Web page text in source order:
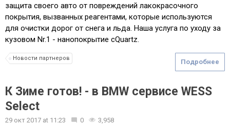
защита своего авто от повреждений лакокрасочного
покрытия, вызванных реагентами, которые используются
для очистки дорог от снега и льда. Наша услуга по уходу за
кузовом Nr.1 - нанопокрытие cQuartz.
Подробнее
Новости партнеров
К Зиме готов! - в BMW сервисе WESS
Select
29 окт 2017 at 11:23 0 3,958